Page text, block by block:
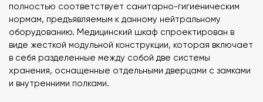
полностью соответствует санитарно-гигиеническим
нормам, предъявляемым к данному нейтральному
оборудованию. Медицинский шкаф спроектирован в
виде жесткой модульной конструкции, которая включает
в себя разделенные между собой две системы
хранения, оснащенные отдельными дверцами с замками
и внутренними полками.